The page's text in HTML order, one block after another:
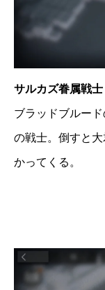
サルカズ眷属戦
ブラッドブルー
の戦士。倒すと
かってくる。